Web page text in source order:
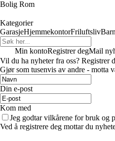
Bolig Rom
Kategorier
GarasjeHjemmekontorFriluftsliv
Min kontoRegistrer degMail
Vil du ha nyheter fra oss? Registrer
Gjør som tusenvis av andre - motta
Din e-post
Kom med
Jeg godtar vilkårene for bruk og
Ved å registrere deg mottar du